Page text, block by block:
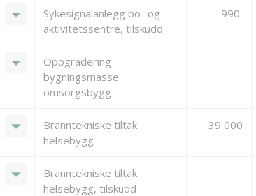
arrow_drop_down
Sykesignalanlegg bo- og
aktivitetssentre, tilskudd
-990
arrow_drop_down
Oppgradering
bygningsmasse
omsorgsbygg
arrow_drop_down
Branntekniske tiltak
helsebygg
39 000
arrow_drop_down
Branntekniske tiltak
helsebygg, tilskudd